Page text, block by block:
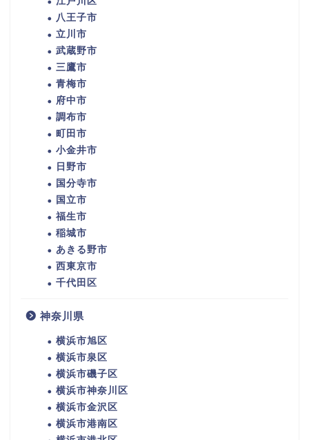
八王子市
立川市
武蔵野市
三鷹市
青梅市
府中市
調布市
町田市
小金井市
日野市
国分寺市
国立市
福生市
稲城市
あきる野市
西東京市
千代田区
神奈川県
横浜市旭区
横浜市泉区
横浜市磯子区
横浜市神奈川区
横浜市金沢区
横浜市港南区